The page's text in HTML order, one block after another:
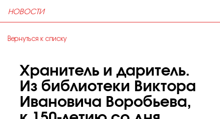
НОВОСТИ
Вернуться к списку
Хранитель и даритель.
Из библиотеки Виктора
Ивановича Воробьева,